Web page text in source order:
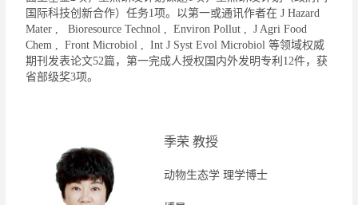
国际科技创新合作）任务1项。以第一或通讯作者在 J Hazard
Mater , Bioresource Technol , Environ Pollut , J Agri Food
Chem , Front Microbiol , Int J Syst Evol Microbiol 等领域权威
期刊发表论文52篇，第一完成人授权国内外发明专利 12件，获
省部级奖3项。
季荣 教授
动物生态学 理学博士